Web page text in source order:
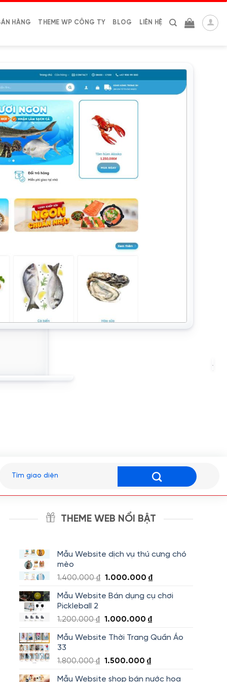
HÀNG THEME WP CÔNG TY BLOG LIÊN HỆ
kiếm:
THEME WEB NỔI BẬT
Mẫu Website dịch vụ thú cưng chó
mèo
1.400.000₫ Giá
là:
1.000.000₫Giá
tại
1.000.000 ₫.
Mẫu Website Bán dụng cụ chơi
Pickleball 2
1.200.000₫ Giá
là:
1.000.000₫Giá
tại
Mẫu Website Thời Trang Quần Áo
33
1.800.000₫ Giá
1.500.000₫Giá
Mẫu Website shop bán nước hoa